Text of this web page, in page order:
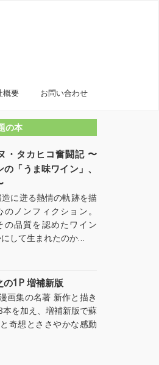
概要 お問い合わせ
の本
・タカヒコ奮闘記 〜
の「うま味ワイン」、
造に迸る熱情の軌跡を描
のノンフィクション。
の品質を認めたワイン
して生まれたのか…
の1P 増補新版
画集の名著 新作と描き
本を加え、増補新版で蘇
奇想とささやかな感動